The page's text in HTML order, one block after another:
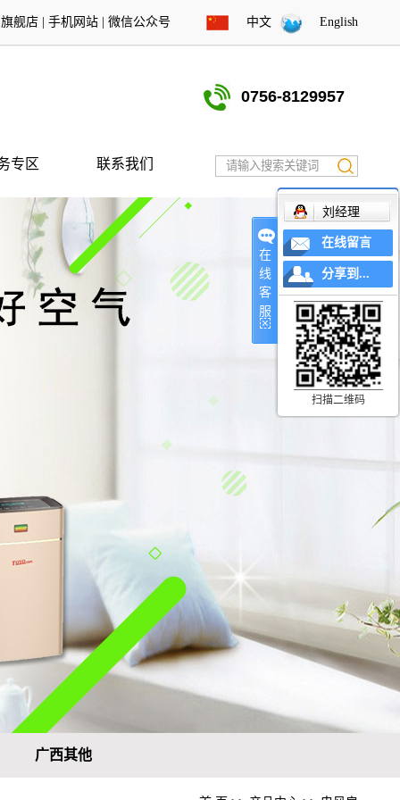
中文 English
舰店 手机网站 微信公众号
0756-8129957
专区 联系我们
广西其他
在
线
客
服
刘经理
在线留言
分享到...
扫描二维码